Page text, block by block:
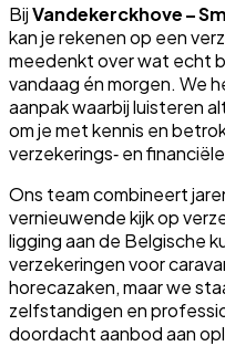
BijVandekerckhove –
kan je rekenen op een
meedenkt over wat echt
vandaag én morgen. We
aanpak waarbij luisteren
om je met kennis en
verzekerings‑ en
Ons team combineert
vernieuwende kijk op
ligging aan de Belgische
verzekeringen voor
horecazaken, maar we
zelfstandigen en
doordacht aanbod aan